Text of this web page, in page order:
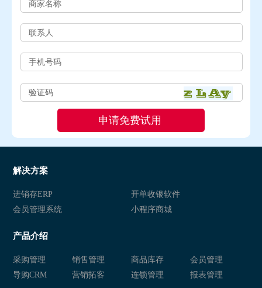
解决方案
进销存ERP
开单收银软件
会员管理系统
小程序商城
产品介绍
采购管理 销售管理 商品库存
会员管理
导购CRM
营销拓客 连锁管理 报表管理